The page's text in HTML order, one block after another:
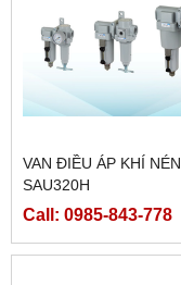
VAN ĐIỀU ÁP KHÍ NÉN
SAU320H
Call: 0985-843-778